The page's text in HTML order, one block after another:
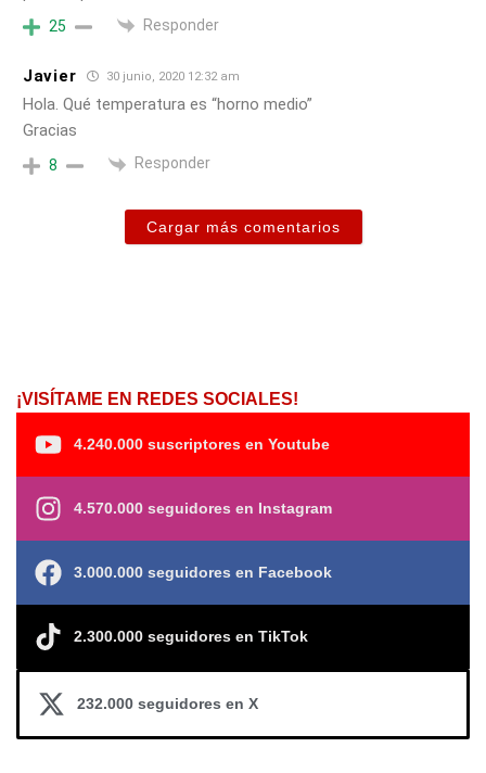
25 Responder
Javier 30 junio, 2020 12:32 am
Hola. Qué temperatura es “horno medio”
Gracias
8 Responder
Cargar más comentarios
¡VISÍTAME EN REDES SOCIALES!
4.240.000 suscriptores en Youtube
4.570.000 seguidores en Instagram
3.000.000 seguidores en Facebook
2.300.000 seguidores en TikTok
232.000 seguidores en X